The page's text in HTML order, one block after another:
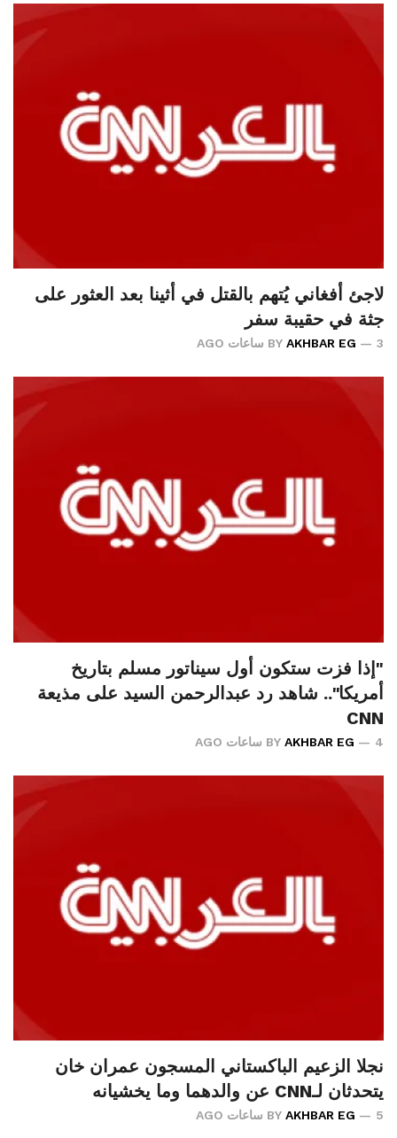
لاجئ أفغاني يُتهم بالقتل في أثينا بعد العثور على
جثة في حقيبة سفر
BY AKHBAR EG 3 ساعات AGO
"إذا فزت ستكون أول سيناتور مسلم بتاريخ
أمريكا".. شاهد رد عبدالرحمن السيد على مذيعة
CNN
BY AKHBAR EG 4 ساعات AGO
نجلا الزعيم الباكستاني المسجون عمران خان
يتحدثان لـCNN عن والدهما وما يخشيانه
BY AKHBAR EG 5 ساعات AGO